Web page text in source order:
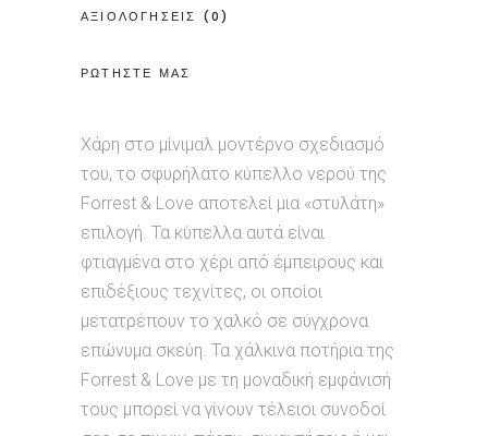
ΑΞΙΟΛΟΓΗΣΕΙΣ (0)
ΡΩΤΗΣΤΕ ΜΑΣ
Χάρη στο μίνιμαλ μοντέρνο σχεδιασμό
του, το σφυρήλατο κύπελλο νερού της
Forrest & Love αποτελεί μια «στυλάτη»
επιλογή. Τα κύπελλα αυτά είναι
φτιαγμένα στο χέρι από έμπειρους και
επιδέξιους τεχνίτες, οι οποίοι
μετατρέπουν το χαλκό σε σύγχρονα
επώνυμα σκεύη. Τα χάλκινα ποτήρια της
Forrest & Love με τη μοναδική εμφάνισή
τους μπορεί να γίνουν τέλειοι συνοδοί